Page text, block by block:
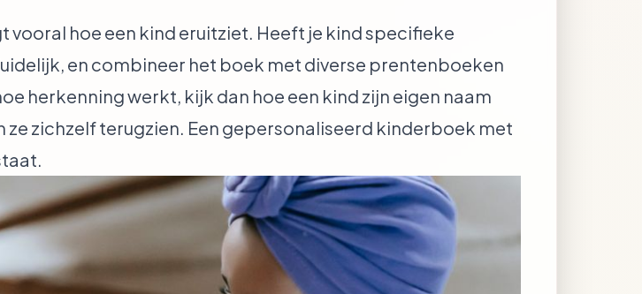
vooral hoe een kind eruitziet. Heeft je kind specifieke
en combineer het boek met diverse prentenboeken
herkenning werkt, kijk dan hoe een kind zijn eigen naam
ze zichzelf terugzien. Een gepersonaliseerd kinderboek met